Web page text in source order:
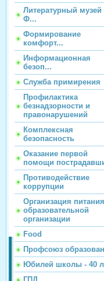
Литературный музей
Ф...
Формирование
комфорт...
Информационная
безоп...
Служба примирения
Профилактика
безнадзорности и
правонарушений
Комплексная
безопасность
Оказание первой
помощи
Противодействие
коррупции
Организация
образовательной
организации
Food
Профсоюз
Юбилей школы - 40